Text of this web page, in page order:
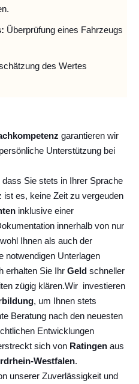
Überprüfung eines Fahrzeugs
des Wertes
garantieren wir
Unterstützung bei
Sie stets in Ihrer Sprache
ist es, keine Zeit zu vergeuden
inklusive einer
innerhalb von nur
Ihnen als auch der
notwendigen Unterlagen
erhalten Sie Ihr Geld schneller
zügig klären.Wir investieren
, um Ihnen stets
Beratung nach den neuesten
Entwicklungen
sich von Ratingen aus
Westfalen.
unserer Zuverlässigkeit und